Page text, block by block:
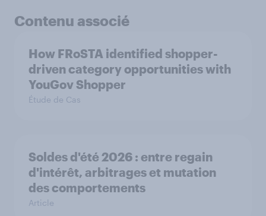
Contenu associé
How FRoSTA identified shopper-
driven category opportunities with
YouGov Shopper
Étude de Cas
Soldes d'été 2026 : entre regain
d'intérêt, arbitrages et mutation
des comportements
Article